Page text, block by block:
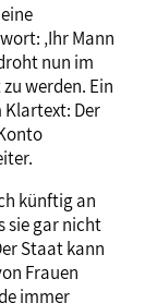
‚Ihr Mann
nun im
werden. Ein
Der
künftig an
sie gar nicht
Staat kann
Frauen
immer